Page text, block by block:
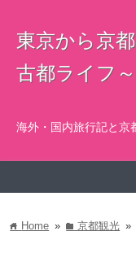
東京から京
古都ライフ～
海外・国内旅行記と京
home Home » folder京都観光 »